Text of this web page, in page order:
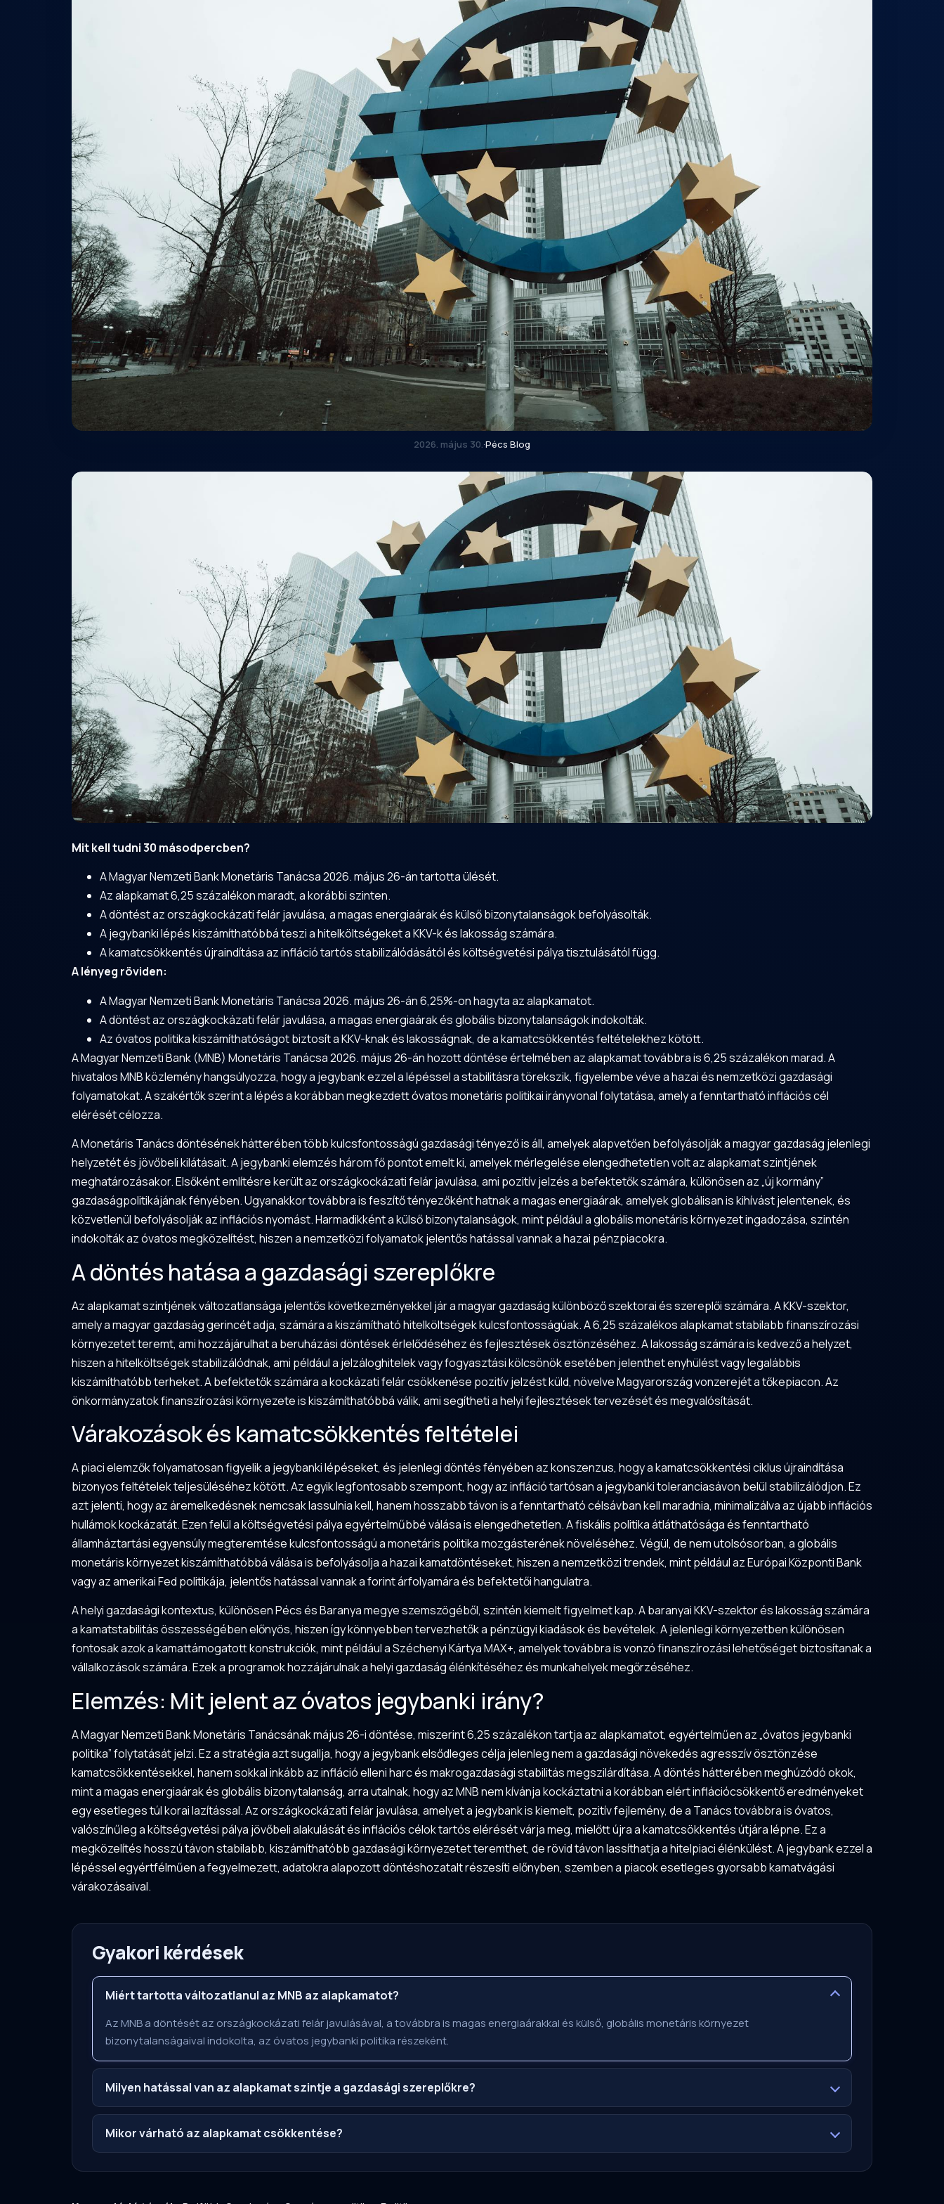
2026. május 30.·Pécs Blog
Mit kell tudni 30 másodpercben?
A Magyar Nemzeti Bank Monetáris Tanácsa 2026. május 26-án tartotta ülését.
Az alapkamat 6,25 százalékon maradt, a korábbi szinten.
A döntést az országkockázati felár javulása, a magas energiaárak és külső bizonytalanságok befolyásolták.
A jegybanki lépés kiszámíthatóbbá teszi a hitelköltségeket a KKV-k és lakosság számára.
A kamatcsökkentés újraindítása az infláció tartós stabilizálódásától és költségvetési pálya tisztulásától függ.
A lényeg röviden:
A Magyar Nemzeti Bank Monetáris Tanácsa 2026. május 26-án 6,25%-on hagyta az alapkamatot.
A döntést az országkockázati felár javulása, a magas energiaárak és globális bizonytalanságok indokolták.
Az óvatos politika kiszámíthatóságot biztosít a KKV-knak és lakosságnak, de a kamatcsökkentés feltételekhez kötött.
A Magyar Nemzeti Bank (MNB) Monetáris Tanácsa 2026. május 26-án hozott döntése értelmében az alapkamat továbbra is 6,25 százalékon marad. A
hivatalos MNB közlemény hangsúlyozza, hogy a jegybank ezzel a lépéssel a stabilitásra törekszik, figyelembe véve a hazai és nemzetközi gazdasági
folyamatokat. A szakértők szerint a lépés a korábban megkezdett óvatos monetáris politikai irányvonal folytatása, amely a fenntartható inflációs cél
elérését célozza.
A Monetáris Tanács döntésének hátterében több kulcsfontosságú gazdasági tényező is áll, amelyek alapvetően befolyásolják a magyar gazdaság jelenlegi
helyzetét és jövőbeli kilátásait. A jegybanki elemzés három fő pontot emelt ki, amelyek mérlegelése elengedhetetlen volt az alapkamat szintjének
meghatározásakor. Elsőként említésre került az országkockázati felár javulása, ami pozitív jelzés a befektetők számára, különösen az „új kormány”
gazdaságpolitikájának fényében. Ugyanakkor továbbra is feszítő tényezőként hatnak a magas energiaárak, amelyek globálisan is kihívást jelentenek, és
közvetlenül befolyásolják az inflációs nyomást. Harmadikként a külső bizonytalanságok, mint például a globális monetáris környezet ingadozása, szintén
indokolták az óvatos megközelítést, hiszen a nemzetközi folyamatok jelentős hatással vannak a hazai pénzpiacokra.
A döntés hatása a gazdasági szereplőkre
Az alapkamat szintjének változatlansága jelentős következményekkel jár a magyar gazdaság különböző szektorai és szereplői számára. A KKV-szektor,
amely a magyar gazdaság gerincét adja, számára a kiszámítható hitelköltségek kulcsfontosságúak. A 6,25 százalékos alapkamat stabilabb finanszírozási
környezetet teremt, ami hozzájárulhat a beruházási döntések érlelődéséhez és fejlesztések ösztönzéséhez. A lakosság számára is kedvező a helyzet,
hiszen a hitelköltségek stabilizálódnak, ami például a jelzáloghitelek vagy fogyasztási kölcsönök esetében jelenthet enyhülést vagy legalábbis
kiszámíthatóbb terheket. A befektetők számára a kockázati felár csökkenése pozitív jelzést küld, növelve Magyarország vonzerejét a tőkepiacon. Az
önkormányzatok finanszírozási környezete is kiszámíthatóbbá válik, ami segítheti a helyi fejlesztések tervezését és megvalósítását.
Várakozások és kamatcsökkentés feltételei
A piaci elemzők folyamatosan figyelik a jegybanki lépéseket, és jelenlegi döntés fényében az konszenzus, hogy a kamatcsökkentési ciklus újraindítása
bizonyos feltételek teljesüléséhez kötött. Az egyik legfontosabb szempont, hogy az infláció tartósan a jegybanki toleranciasávon belül stabilizálódjon. Ez
azt jelenti, hogy az áremelkedésnek nemcsak lassulnia kell, hanem hosszabb távon is a fenntartható célsávban kell maradnia, minimalizálva az újabb inflációs
hullámok kockázatát. Ezen felül a költségvetési pálya egyértelműbbé válása is elengedhetetlen. A fiskális politika átláthatósága és fenntartható
államháztartási egyensúly megteremtése kulcsfontosságú a monetáris politika mozgásterének növeléséhez. Végül, de nem utolsósorban, a globális
monetáris környezet kiszámíthatóbbá válása is befolyásolja a hazai kamatdöntéseket, hiszen a nemzetközi trendek, mint például az Európai Központi Bank
vagy az amerikai Fed politikája, jelentős hatással vannak a forint árfolyamára és befektetői hangulatra.
A helyi gazdasági kontextus, különösen Pécs ésBaranyamegye szemszögéből, szintén kiemelt figyelmet kap. A baranyai KKV-szektor és lakosság számára
a kamatstabilitás összességében előnyös, hiszen így könnyebben tervezhetők a pénzügyi kiadások és bevételek. A jelenlegi környezetben különösen
fontosak azok a kamattámogatott konstrukciók, mint például a Széchenyi Kártya MAX+, amelyek továbbra is vonzó finanszírozási lehetőséget biztosítanak a
vállalkozások számára. Ezek a programok hozzájárulnak a helyi gazdaság élénkítéséhez és munkahelyek megőrzéséhez.
Elemzés: Mit jelent az óvatos jegybanki irány?
A Magyar Nemzeti Bank Monetáris Tanácsának május 26-i döntése, miszerint 6,25 százalékon tartja az alapkamatot, egyértelműen az „óvatos jegybanki
politika” folytatását jelzi. Ez a stratégia azt sugallja, hogy a jegybank elsődleges célja jelenleg nem a gazdasági növekedés agresszív ösztönzése
kamatcsökkentésekkel, hanem sokkal inkább az infláció elleni harc és makrogazdasági stabilitás megszilárdítása. A döntés hátterében meghúzódó okok,
mint a magas energiaárak és globális bizonytalanság, arra utalnak, hogy az MNB nem kívánja kockáztatni a korábban elért inflációcsökkentő eredményeket
egy esetleges túl korai lazítással. Az országkockázati felár javulása, amelyet a jegybank is kiemelt, pozitív fejlemény, de a Tanács továbbra is óvatos,
valószínűleg a költségvetési pálya jövőbeli alakulását és inflációs célok tartós elérését várja meg, mielőtt újra a kamatcsökkentés útjára lépne. Ez a
megközelítés hosszú távon stabilabb, kiszámíthatóbb gazdasági környezetet teremthet, de rövid távon lassíthatja a hitelpiaci élénkülést. A jegybank ezzel a
lépéssel egyértfélműen a fegyelmezett, adatokra alapozott döntéshozatalt részesíti előnyben, szemben a piacok esetleges gyorsabb kamatvágási
várakozásaival.
Gyakori kérdések
Miért tartotta változatlanul az MNB az alapkamatot?
Az MNB a döntését az országkockázati felár javulásával, a továbbra is magas energiaárakkal és külső, globális monetáris környezet
bizonytalanságaival indokolta, az óvatos jegybanki politika részeként.
Milyen hatással van az alapkamat szintje a gazdasági szereplőkre?
Mikor várható az alapkamat csökkentése?